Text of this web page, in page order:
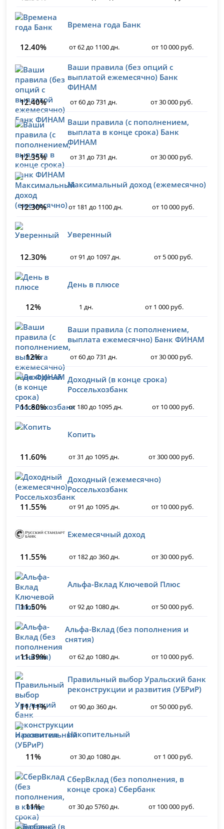
Времена года Банк
12.40% от 62 до 1100 дн. от 10 000 руб.
Ваши правила (без опций с
выплатой ежемесячно) Банк
ФИНАМ
12.40%
от 60 до 731 дн. от 30 000 руб.
Ваши правила (с пополнением,
выплата в конце срока) Банк
ФИНАМ
12.35%
от 31 до 731 дн. от 30 000 руб.
Максимальный доход (ежемесячно)
12.30% от 181 до 1100 дн. от 10 000 руб.
Уверенный
12.30% от 91 до 1097 дн. от 5 000 руб.
День в плюсе
12% 1 дн. от 1 000 руб.
Ваши правила (с пополнением,
выплата ежемесячно) Банк ФИНАМ
12%
от 60 до 731 дн. от 30 000 руб.
Доходный (в конце срока)
Россельхозбанк
11.80%
от 180 до 1095 дн. от 10 000 руб.
Копить
11.60% от 31 до 1095 дн. от 300 000 руб.
Доходный (ежемесячно)
Россельхозбанк
11.55%
от 91 до 1095 дн. от 10 000 руб.
Ежемесячный доход
11.55% от 182 до 360 дн. от 30 000 руб.
Альфа-Вклад Ключевой Плюс
11.50% от 92 до 1080 дн. от 50 000 руб.
Альфа-Вклад (без пополнения и
снятия)
11.39%
от 62 до 1080 дн. от 10 000 руб.
Правильный выбор Уральский банк
реконструкции и развития (УБРиР)
11.11%
от 90 до 360 дн. от 50 000 руб.
Накопительный
11% от 30 до 1080 дн. от 1 000 руб.
СберВклад (без пополнения, в
конце срока) Сбербанк
11%
от 30 до 5760 дн. от 100 000 руб.